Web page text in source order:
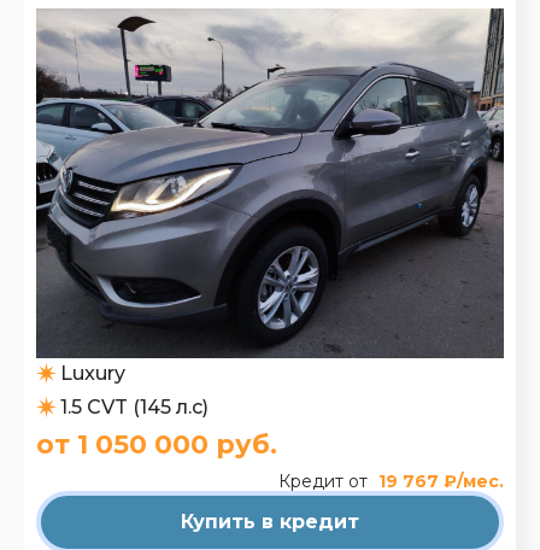
Luxury
1.5 CVT (145 л.с)
от 1 050 000 руб.
Кредит от 19 767 ₽/мес.
Купить в кредит